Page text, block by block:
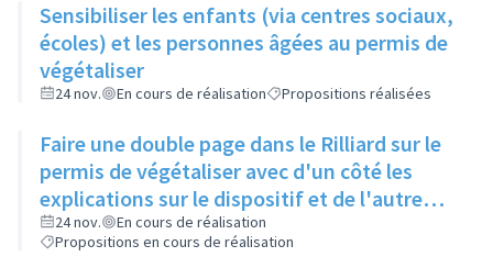
Sensibiliser les enfants (via centres sociaux,
écoles) et les personnes âgées au permis de
végétaliser
24 nov. En cours de réalisation Propositions réalisées
Faire une double page dans le Rilliard sur le
permis de végétaliser avec d'un côté les
explications sur le dispositif et de l'autre
côté des exemples concrets de lieux à
investir
24 nov.
En cours de réalisation
Propositions en cours de réalisation